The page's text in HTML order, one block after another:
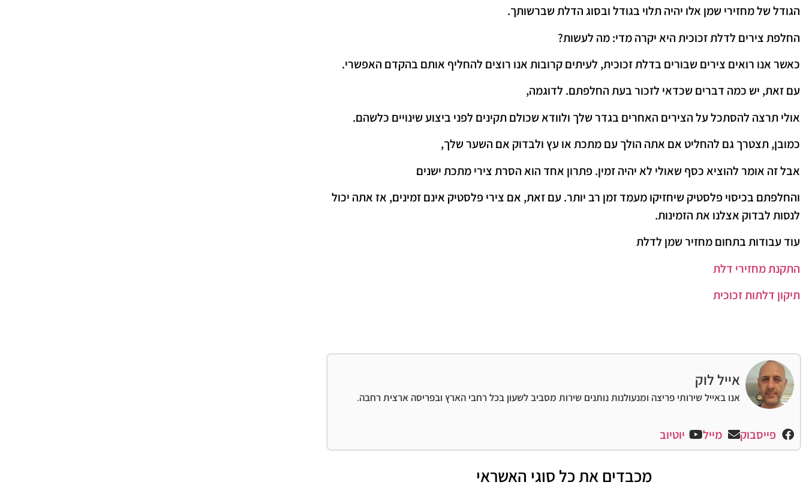
הגודל של מחזירי שמן אלו יהיה תלוי בגודל ובסוג הדלת שברשותך.
החלפת צירים לדלת זכוכית היא יקרה מדי: מה לעשות?
כאשר אנו רואים צירים שבורים בדלת זכוכית, לעיתים קרובות אנו רוצים להחליף אותם בהקדם האפשרי.
עם זאת, יש כמה דברים שכדאי לזכור בעת החלפתם. לדוגמה,
אולי תרצה להסתכל על הצירים האחרים בגדר שלך ולוודא שכולם תקינים לפני ביצוע שינויים כלשהם.
כמובן, תצטרך גם להחליט אם אתה הולך עם מתכת או עץ ולבדוק אם השער שלך,
אבל זה אומר להוציא כסף שאולי לא יהיה זמין. פתרון אחד הוא הסרת צירי מתכת ישנים
והחלפתם בכיסוי פלסטיק שיחזיקו מעמד זמן רב יותר. עם זאת, אם צירי פלסטיק אינם זמינים, אז אתה יכול
לנסות לבדוק אצלנו את הזמינות.
עוד עבודות בתחום מחזיר שמן לדלת
התקנת מחזירי דלת
תיקון דלתות זכוכית
אייל לוק
אנו באייל שירותי פריצה ומנעולנות נותנים שירות מסביב לשעון בכל רחבי הארץ ובפריסה ארצית רחבה.
פייסבוק מייל יוטיוב
מכבדים את כל סוגי האשראי